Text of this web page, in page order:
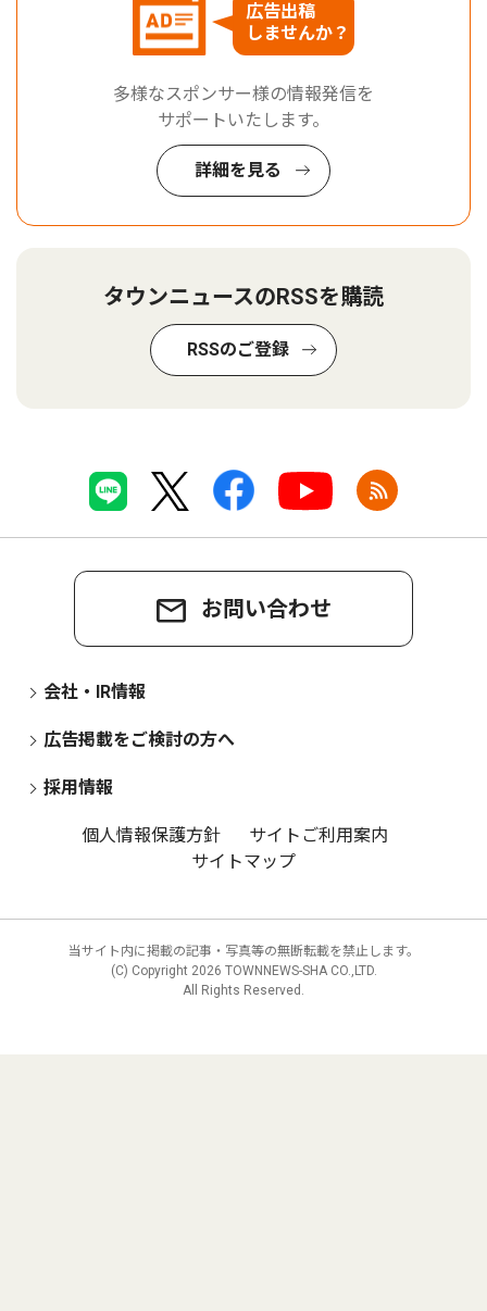
広告出稿
しませんか？
多様なスポンサー様の情報発信を
サポートいたします。
詳細を見る
タウンニュースのRSSを購読
RSSのご登録
お問い合わせ
会社・IR情報
広告掲載をご検討の方へ
採用情報
個人情報保護方針
サイトご利用案内
サイトマップ
当サイト内に掲載の記事・写真等の無断転載を禁止します。
(C) Copyright 2026 TOWNNEWS-SHA CO.,LTD.
All Rights Reserved.